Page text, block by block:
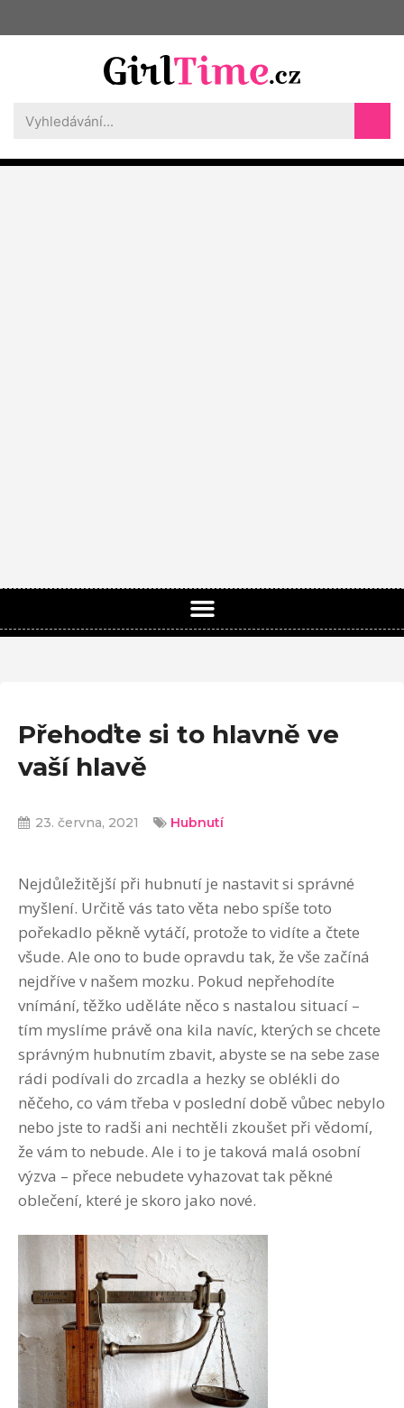
Přehoďte si to hlavně ve
vaší hlavě
23. června, 2021 Hubnutí
Nejdůležitější při hubnutí je nastavit si správné
myšlení. Určitě vás tato věta nebo spíše toto
pořekadlo pěkně vytáčí, protože to vidíte a čtete
všude. Ale ono to bude opravdu tak, že vše začíná
nejdříve v našem mozku. Pokud nepřehodíte
vnímání, těžko uděláte něco s nastalou situací –
tím myslíme právě ona kila navíc, kterých se chcete
správným hubnutím zbavit, abyste se na sebe zase
rádi podívali do zrcadla a hezky se oblékli do
něčeho, co vám třeba v poslední době vůbec nebylo
nebo jste to radši ani nechtěli zkoušet při vědomí,
že vám to nebude. Ale i to je taková malá osobní
výzva – přece nebudete vyhazovat tak pěkné
oblečení, které je skoro jako nové.